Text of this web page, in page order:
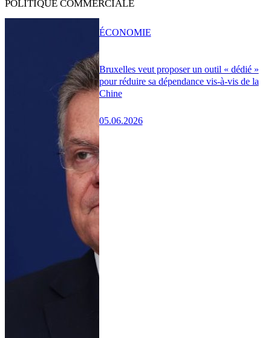
POLITIQUE COMMERCIALE
Bruxelles veut proposer un outil « dédié »
pour réduire sa dépendance vis-à-vis de la
Chine
05.06.2026
ÉCONOMIE